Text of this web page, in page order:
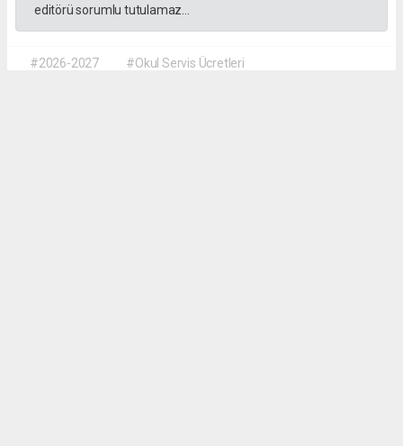
editörü sorumlu tutulamaz...
#2026-2027
#Okul Servis Ücretleri